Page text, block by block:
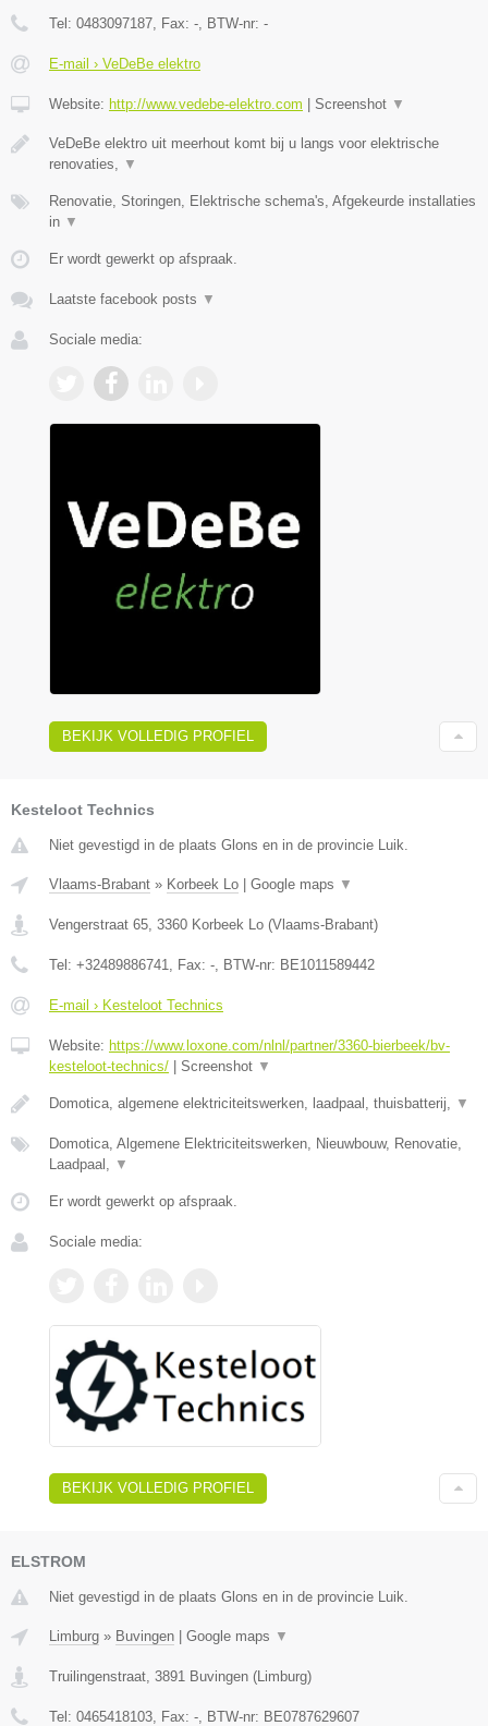
Tel: 0483097187 , Fax: - , BTW-nr: -
E-mail › VeDeBe elektro
Website: http://www.vedebe-elektro.com Screenshot ▼
VeDeBe elektro uit meerhout komt bij u langs voor elektrische
renovaties,
▼
Renovatie, Storingen, Elektrische schema's, Afgekeurde installaties
in ▼
Er wordt gewerkt op afspraak.
Laatste facebook posts ▼
Sociale media:
BEKIJK VOLLEDIG PROFIEL
Kesteloot Technics
Niet gevestigd in de plaats Glons en in de provincie Luik.
Vlaams-Brabant » Korbeek Lo Google maps ▼
Vengerstraat 65 3360 Korbeek Lo (Vlaams-Brabant)
Tel: +32489886741 , Fax: - , BTW-nr: BE1011589442
E-mail › Kesteloot Technics
Website: https://www.loxone.com/nlnl/partner/3360-bierbeek/bv-
kesteloot-technics/
Screenshot ▼
Domotica, algemene elektriciteitswerken, laadpaal, thuisbatterij, ▼
Domotica, Algemene Elektriciteitswerken, Nieuwbouw, Renovatie,
Laadpaal,
▼
Er wordt gewerkt op afspraak.
Sociale media:
BEKIJK VOLLEDIG PROFIEL
ELSTROM
Niet gevestigd in de plaats Glons en in de provincie Luik.
Limburg » Buvingen Google maps ▼
Truilingenstraat 3891 Buvingen ( Limburg)
Tel: 0465418103 , Fax: - , BTW-nr: BE0787629607